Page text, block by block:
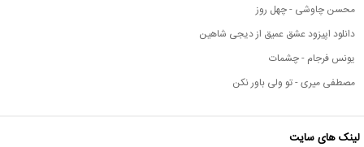
محسن چاوشی - چهل روز
دانلود اپیزود عشق عمیق از دیجی شاهین
یونس فرجام - چشمات
مصطفی میری - تو ولی باور نکن
لینک های سایت